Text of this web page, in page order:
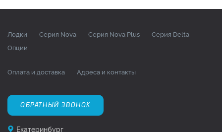
Лодки Серия Nova Серия Nova Plus
Серия Delta
Опции
Оплата и доставка Адреса и контакты
ОБРАТНЫЙ ЗВОНОК
Екатеринбург